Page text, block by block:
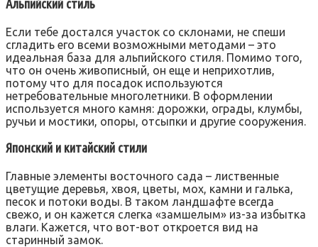
Альпийский стиль
Если тебе достался участок со склонами, не спеши
сгладить его всеми возможными методами – это
идеальная база для альпийского стиля. Помимо того,
что он очень живописный, он еще и неприхотлив,
потому что для посадок используются
нетребовательные многолетники. В оформлении
используется много камня: дорожки, ограды, клумбы,
ручьи и мостики, опоры, отсыпки и другие сооружения.
Японский и китайский стили
Главные элементы восточного сада – лиственные
цветущие деревья, хвоя, цветы, мох, камни и галька,
песок и потоки воды. В таком ландшафте всегда
свежо, и он кажется слегка «замшелым» из-за избытка
влаги. Кажется, что вот-вот откроется вид на
старинный замок.